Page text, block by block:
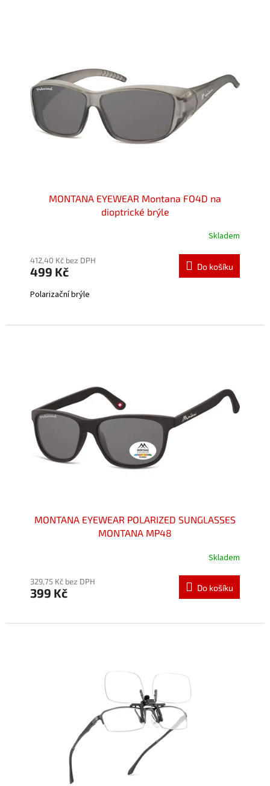
MONTANA EYEWEAR Montana FO4D na
dioptrické brýle
Skladem
412,40 Kč bez DPH
499 Kč Do košíku
Polarizační brýle
MONTANA EYEWEAR POLARIZED SUNGLASSES
MONTANA MP48
Skladem
329,75 Kč bez DPH
399 Kč Do košíku